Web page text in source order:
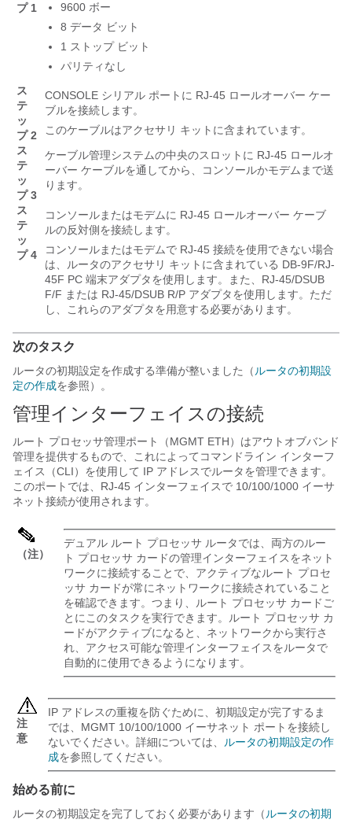
プ 1
9600 ボー
8 データ ビット
1 ストップ ビット
パリティなし
ス
テ
ッ
プ 2
CONSOLE シリアル ポートに RJ-45 ロールオーバー ケー
ブルを接続します。
このケーブルはアクセサリ キットに含まれています。
ス
テ
ッ
プ 3
ケーブル管理システムの中央のスロットに RJ-45 ロールオ
ーバー ケーブルを通してから、コンソールかモデムまで送
ります。
ス
テ
ッ
プ 4
コンソールまたはモデムに RJ-45 ロールオーバー ケーブ
ルの反対側を接続します。
コンソールまたはモデムで RJ-45 接続を使用できない場合
は、ルータのアクセサリ キットに含まれている DB-9F/RJ-
45F PC 端末アダプタを使用します。また、RJ-45/DSUB
F/F または RJ-45/DSUB R/P アダプタを使用します。ただ
し、これらのアダプタを用意する必要があります。
次のタスク
ルータの初期設定を作成する準備が整いました（ ルータの初期設
定の作成を参照）。
管理インターフェイスの接続
ルート プロセッサ管理ポート（MGMT ETH）はアウトオブバンド
管理を提供するもので、これによってコマンドライン インターフ
ェイス（CLI）を使用して IP アドレスでルータを管理できます。
このポートでは、RJ-45 インターフェイスで 10/100/1000 イーサ
ネット接続が使用されます。
（注）
デュアル ルート プロセッサ ルータでは、両方のルー
ト プロセッサ カードの管理インターフェイスをネット
ワークに接続することで、アクティブなルート プロセ
ッサ カードが常にネットワークに接続されていること
を確認できます。つまり、ルート プロセッサ カードご
とにこのタスクを実行できます。ルート プロセッサ カ
ードがアクティブになると、ネットワークから実行さ
れ、アクセス可能な管理インターフェイスをルータで
自動的に使用できるようになります。
注
意
IP アドレスの重複を防ぐために、初期設定が完了するま
では、MGMT 10/100/1000 イーサネット ポートを接続し
ないでください。詳細については、
ルータの初期設定の作
成を参照してください。
始める前に
ルータの初期設定を完了しておく必要があります（ ルータの初期